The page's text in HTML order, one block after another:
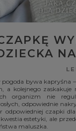
pogoda bywa kapryśna
a kolejnego
organizm nie
odpowiednie
odpowiedniej czapki
estetyki, ale
maluszka.